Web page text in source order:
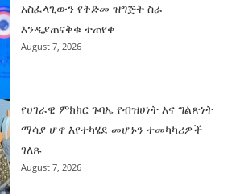
አስፈላጊውን የቅድመ ዝግጅት ስራ
እንዲያጠናቅቁ ተጠየቀ
August 7, 2026
የሀገራዊ ምክክር ጉባኤ የብዝሀነት እና ግልጽነት
ማሳያ ሆኖ እየተካሄደ መሆኑን ተመካካሪዎች
ገለጹ
August 7, 2026